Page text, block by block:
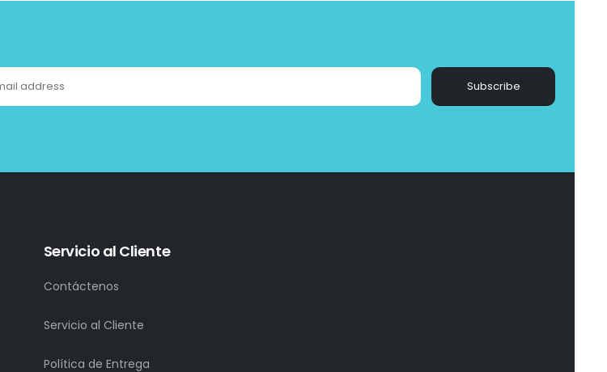
Subscribe
Servicio al Cliente
Contáctenos
Servicio al Cliente
Política de Entrega